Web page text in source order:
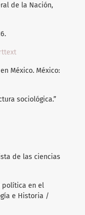
de la Nación,
México. México:
sociológica.”
de las ciencias
política en el
e Historia /